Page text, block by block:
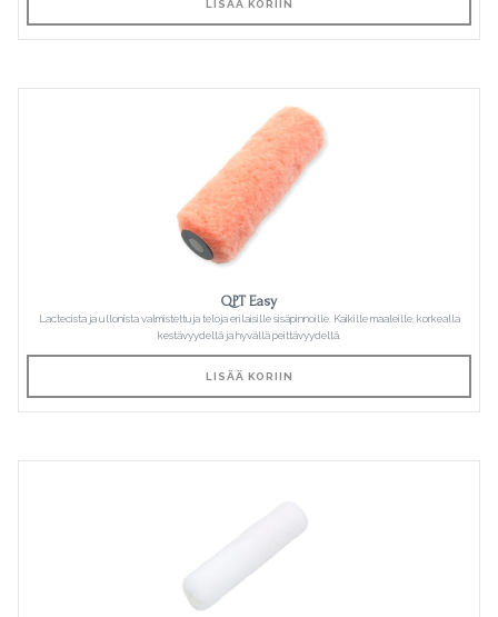
LISÄÄ KORIIN
QPT Easy
Lactecista ja ullonista valmistettuja teloja erilaisille sisäpinnoille. Kaikille maaleille, korkealla
kestävyydellä ja hyvällä peittävyydellä.
LISÄÄ KORIIN